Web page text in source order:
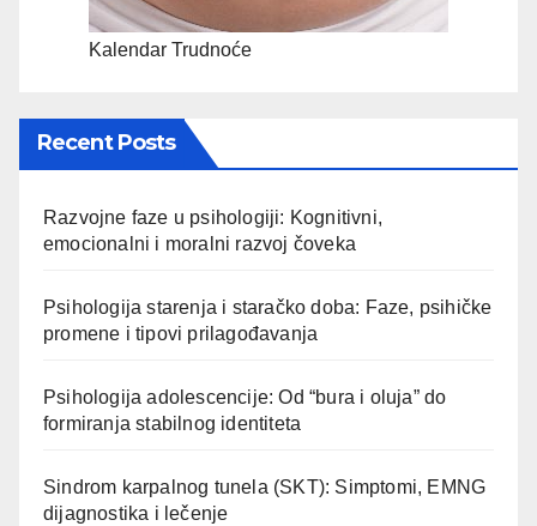
Kalendar Trudnoće
Recent Posts
Razvojne faze u psihologiji: Kognitivni,
emocionalni i moralni razvoj čoveka
Psihologija starenja i staračko doba: Faze, psihičke
promene i tipovi prilagođavanja
Psihologija adolescencije: Od “bura i oluja” do
formiranja stabilnog identiteta
Sindrom karpalnog tunela (SKT): Simptomi, EMNG
dijagnostika i lečenje